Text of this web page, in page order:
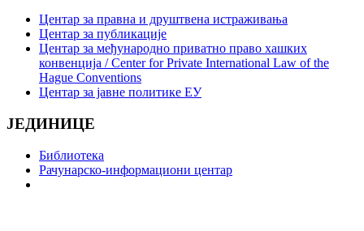
Центар за правна и друштвена истраживања
Центар за публикације
Центар за међународно приватно право хашких
конвенција / Center for Private International Law of the
Hague Conventions
Центар за јавне политике ЕУ
ЈЕДИНИЦЕ
Библиотека
Рачунарско-информациони центар